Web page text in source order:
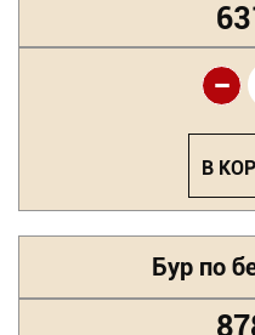
-
В
Бур по